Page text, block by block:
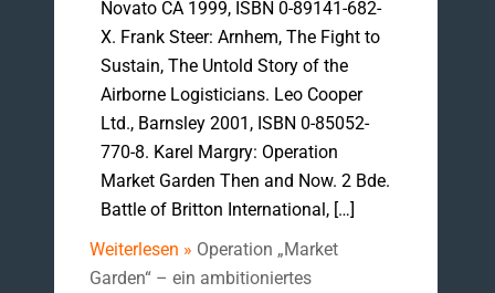
Novato CA 1999, ISBN 0-89141-682-
X. Frank Steer: Arnhem, The Fight to
Sustain, The Untold Story of the
Airborne Logisticians. Leo Cooper
Ltd., Barnsley 2001, ISBN 0-85052-
770-8. Karel Margry: Operation
Market Garden Then and Now. 2 Bde.
Battle of Britton International, […]
Weiterlesen » Operation „Market
Garden“ – ein ambitioniertes